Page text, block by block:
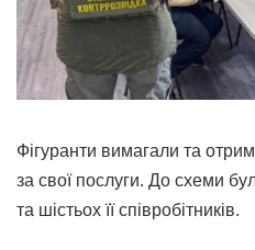
Фігуранти вимагали та
за свої послуги. До схеми
та шістьох її співробітників.